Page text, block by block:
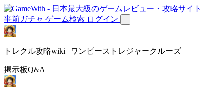
事前ガチャ ゲーム検索 ログイン
トレクル攻略wiki | ワンピーストレジャークルーズ
掲示板Q&A